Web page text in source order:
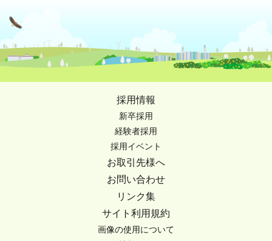
採用情報
新卒採用
経験者採用
採用イベント
お取引先様へ
お問い合わせ
リンク集
サイト利用規約
画像の使用について